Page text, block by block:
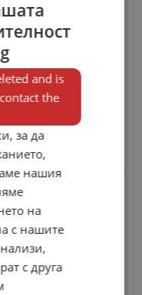
внедрена
система за
и околната
БДС EN
and is
the
за да
нашия
на
с нашите
с друга